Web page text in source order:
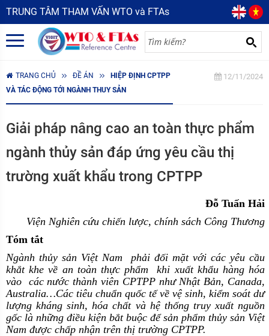
TRUNG TÂM THAM VẤN WTO và FTAs
TRANG CHỦ ĐỀ ÁN
HIỆP ĐỊNH CPTPP
VÀ TÁC ĐỘNG TỚI NGÀNH THUY SẢN
12/11/2024
Giải pháp nâng cao an toàn thực phẩm
ngành thủy sản đáp ứng yêu cầu thị
trường xuất khẩu trong CPTPP
Đỗ Tuấn Hải
Viện Nghiên cứu chiến lược, chính sách Công Thương
Tóm tắt
Ngành thủy sản Việt Nam phải đối mặt với các yêu cầu
khắt khe về an toàn thực phẩm khi xuất khẩu hàng hóa
vào các nước thành viên CPTPP như Nhật Bản, Canada,
Australia…Các tiêu chuẩn quốc tế về vệ sinh, kiểm soát dư
lượng kháng sinh, hóa chất và hệ thống truy xuất nguồn
gốc là những điều kiện bắt buộc để sản phẩm thủy sản Việt
Nam được chấp nhận trên thị trường CPTPP.